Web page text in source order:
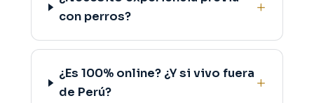
con perros?
¿Es 100% online? ¿Y si vivo fuera
de Perú?